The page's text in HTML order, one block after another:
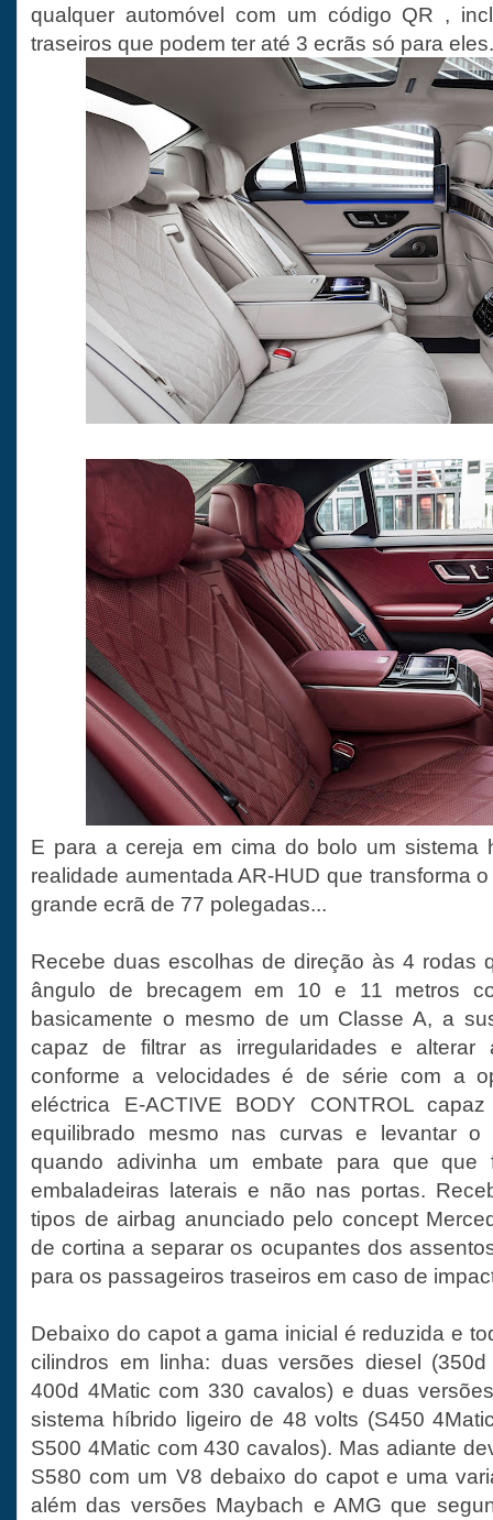
qualquer automóvel com um código QR ,
traseiros que podem ter até 3 ecrãs só para eles.
E para a cereja em cima do bolo um sistema
realidade aumentada AR-HUD que transforma
grande ecrã de 77 polegadas...
Recebe duas escolhas de direção às 4 rodas
ângulo de brecagem em 10 e 11 metros
basicamente o mesmo de um Classe A, a
capaz de filtrar as irregularidades e alterar
conforme a velocidades é de série com a
eléctrica E-ACTIVE BODY CONTROL
equilibrado mesmo nas curvas e levantar o
quando adivinha um embate para que que
embaladeiras laterais e não nas portas.
tipos de airbag anunciado pelo concept
de cortina a separar os ocupantes dos
para os passageiros traseiros em caso de
Debaixo do capot a gama inicial é reduzida e
cilindros em linha: duas versões diesel
400d 4Matic com 330 cavalos) e duas
sistema híbrido ligeiro de 48 volts (S450
S500 4Matic com 430 cavalos). Mas adiante
S580 com um V8 debaixo do capot e uma
além das versões Maybach e AMG que